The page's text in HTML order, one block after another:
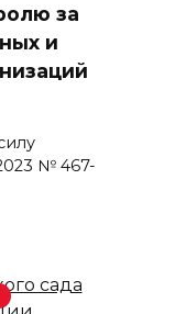
за
и
№ 467-